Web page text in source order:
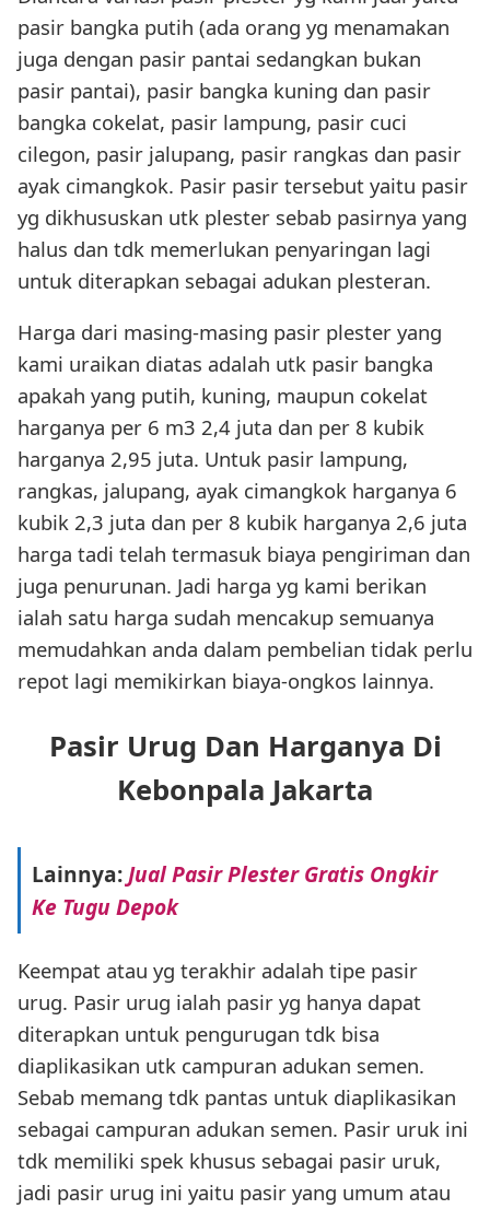
pasir bangka putih (ada orang yg menamakan
juga dengan pasir pantai sedangkan bukan
pasir pantai), pasir bangka kuning dan pasir
bangka cokelat, pasir lampung, pasir cuci
cilegon, pasir jalupang, pasir rangkas dan pasir
ayak cimangkok. Pasir pasir tersebut yaitu pasir
yg dikhususkan utk plester sebab pasirnya yang
halus dan tdk memerlukan penyaringan lagi
untuk diterapkan sebagai adukan plesteran.
Harga dari masing-masing pasir plester yang
kami uraikan diatas adalah utk pasir bangka
apakah yang putih, kuning, maupun cokelat
harganya per 6 m3 2,4 juta dan per 8 kubik
harganya 2,95 juta. Untuk pasir lampung,
rangkas, jalupang, ayak cimangkok harganya 6
kubik 2,3 juta dan per 8 kubik harganya 2,6 juta
harga tadi telah termasuk biaya pengiriman dan
juga penurunan. Jadi harga yg kami berikan
ialah satu harga sudah mencakup semuanya
memudahkan anda dalam pembelian tidak perlu
repot lagi memikirkan biaya-ongkos lainnya.
Pasir Urug Dan Harganya Di
Kebonpala Jakarta
Lainnya:Jual Pasir Plester Gratis Ongkir
Ke Tugu Depok
Keempat atau yg terakhir adalah tipe pasir
urug. Pasir urug ialah pasir yg hanya dapat
diterapkan untuk pengurugan tdk bisa
diaplikasikan utk campuran adukan semen.
Sebab memang tdk pantas untuk diaplikasikan
sebagai campuran adukan semen. Pasir uruk ini
tdk memiliki spek khusus sebagai pasir uruk,
jadi pasir urug ini yaitu pasir yang umum atau